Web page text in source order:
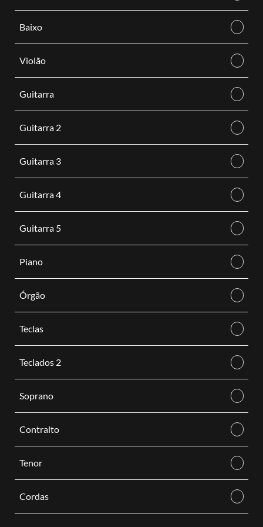
Baixo
Violão
Guitarra
Guitarra 2
Guitarra 3
Guitarra 4
Guitarra 5
Piano
Órgão
Teclas
Teclados 2
Soprano
Contralto
Tenor
Cordas